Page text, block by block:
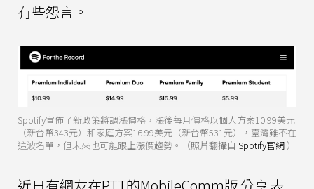
有些怨言。
Spotify宣佈了新政策將調漲價格，漲後每月價格以個人方案10.99美元
（新台幣343元）和家庭方案16.99美元（新台幣531元），臺灣雖不在
這波名單，但未來也可能跟上漲價趨勢。（照片翻攝自 Spotify官網 ）
近日有網友在PTT的MobileComm版分享表